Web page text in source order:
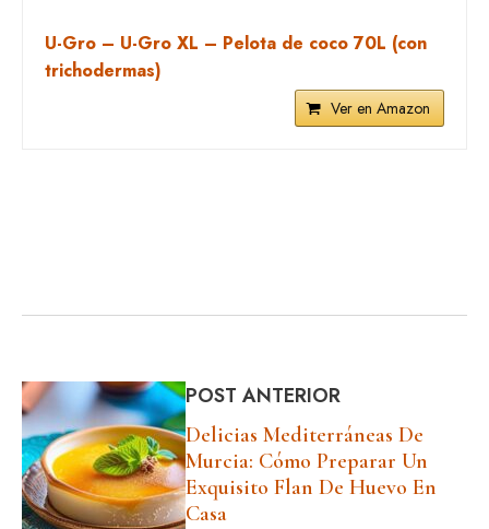
U-Gro – U-Gro XL – Pelota de coco 70L (con
trichodermas)
Ver en Amazon
POST ANTERIOR
Delicias Mediterráneas De
Murcia: Cómo Preparar Un
Exquisito Flan De Huevo En
Casa